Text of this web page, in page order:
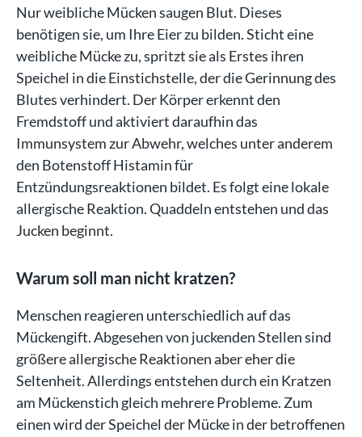
Nur weibliche Mücken saugen Blut. Dieses
benötigen sie, um Ihre Eier zu bilden. Sticht eine
weibliche Mücke zu, spritzt sie als Erstes ihren
Speichel in die Einstichstelle, der die Gerinnung des
Blutes verhindert. Der Körper erkennt den
Fremdstoff und aktiviert daraufhin das
Immunsystem zur Abwehr, welches unter anderem
den Botenstoff Histamin für
Entzündungsreaktionen bildet. Es folgt eine lokale
allergische Reaktion. Quaddeln entstehen und das
Jucken beginnt.
Warum soll man nicht kratzen?
Menschen reagieren unterschiedlich auf das
Mückengift. Abgesehen von juckenden Stellen sind
größere allergische Reaktionen aber eher die
Seltenheit. Allerdings entstehen durch ein Kratzen
am Mückenstich gleich mehrere Probleme. Zum
einen wird der Speichel der Mücke in der betroffenen